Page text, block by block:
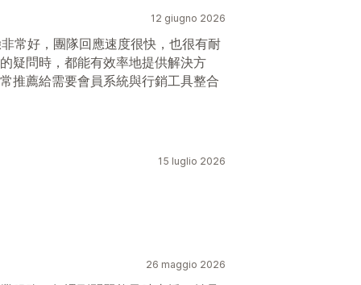
12 giugno 2026
常好，團隊回應速度很快，也很有耐
疑問時，都能有效率地提供解決方
推薦給需要會員系統與行銷工具整合
15 luglio 2026
26 maggio 2026